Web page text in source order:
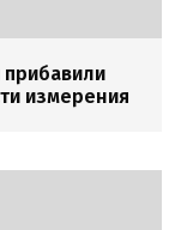
измерения